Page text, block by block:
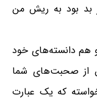
بد بود به ریش من
هم دانسته‌های خود
از صحبت‌های شما
که یک عبارت